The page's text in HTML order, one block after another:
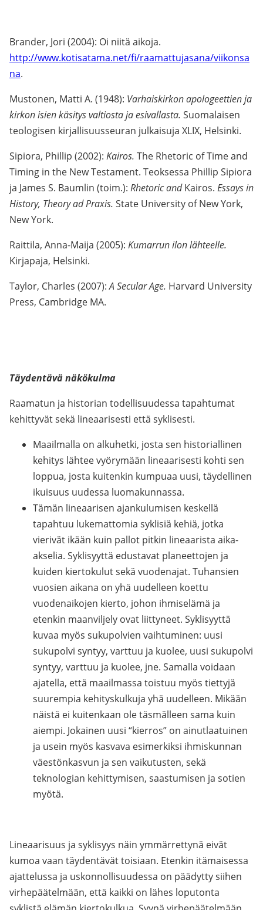
Brander, Jori (2004): Oi niitä aikoja.
http://www.kotisatama.net/fi/raamattujasana/viikonsa
na.
Mustonen, Matti A. (1948): Varhaiskirkon apologeettien ja
kirkon isien käsitys valtiosta ja esivallasta. Suomalaisen
teologisen kirjallisuusseuran julkaisuja XLIX, Helsinki.
Sipiora, Phillip (2002): Kairos. The Rhetoric of Time and
Timing in the New Testament. Teoksessa Phillip Sipiora
ja James S. Baumlin (toim.): Rhetoric andKairos. Essays in
History, Theory ad Praxis. State University of New York,
New York.
Raittila, Anna-Maija (2005): Kumarrun ilon lähteelle.
Kirjapaja, Helsinki.
Taylor, Charles (2007):A Secular Age. Harvard University
Press, Cambridge MA.
Täydentävä näkökulma
Raamatun ja historian todellisuudessa tapahtumat
kehittyvät sekä lineaarisesti että syklisesti.
Maailmalla on alkuhetki, josta sen historiallinen
kehitys lähtee vyörymään lineaarisesti kohti sen
loppua, josta kuitenkin kumpuaa uusi, täydellinen
ikuisuus uudessa luomakunnassa.
Tämän lineaarisen ajankulumisen keskellä
tapahtuu lukemattomia syklisiä kehiä, jotka
vierivät ikään kuin pallot pitkin lineaarista aika-
akselia. Syklisyyttä edustavat planeettojen ja
kuiden kiertokulut sekä vuodenajat. Tuhansien
vuosien aikana on yhä uudelleen koettu
vuodenaikojen kierto, johon ihmiselämä ja
etenkin maanviljely ovat liittyneet. Syklisyyttä
kuvaa myös sukupolvien vaihtuminen: uusi
sukupolvi syntyy, varttuu ja kuolee, uusi sukupolvi
syntyy, varttuu ja kuolee, jne. Samalla voidaan
ajatella, että maailmassa toistuu myös tiettyjä
suurempia kehityskulkuja yhä uudelleen. Mikään
näistä ei kuitenkaan ole täsmälleen sama kuin
aiempi. Jokainen uusi “kierros” on ainutlaatuinen
ja usein myös kasvava esimerkiksi ihmiskunnan
väestönkasvun ja sen vaikutusten, sekä
teknologian kehittymisen, saastumisen ja sotien
myötä.
Lineaarisuus ja syklisyys näin ymmärrettynä eivät
kumoa vaan täydentävät toisiaan. Etenkin itämaisessa
ajattelussa ja uskonnollisuudessa on päädytty siihen
virhepäätelmään, että kaikki on lähes loputonta